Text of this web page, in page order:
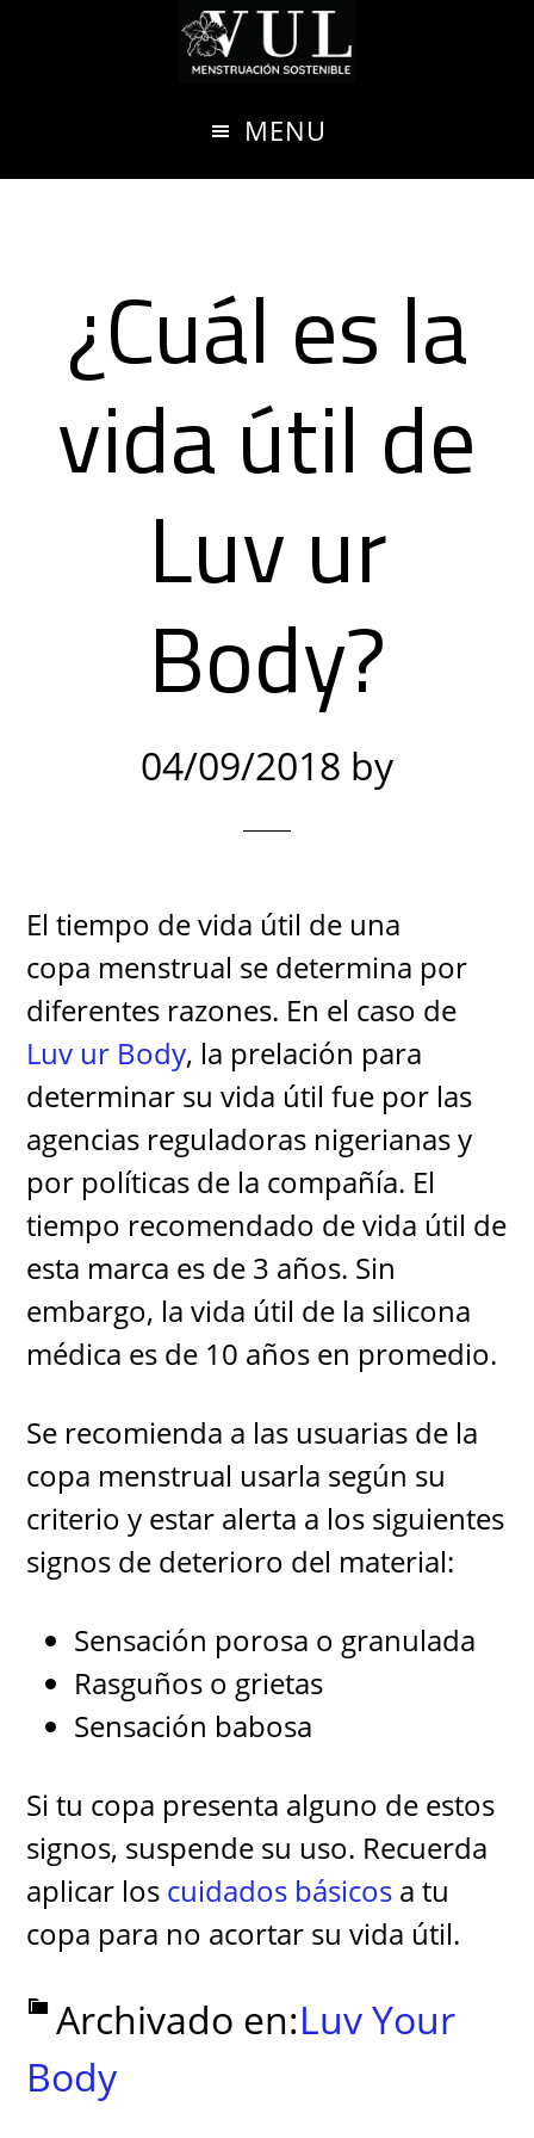
MENU
¿Cuál es la
vida útil de
Luv ur
Body?
04/09/2018 by
El tiempo de vida útil de una
copa menstrual se determina por
diferentes razones. En el caso de
Luv ur Body, la prelación para
determinar su vida útil fue por las
agencias reguladoras nigerianas y
por políticas de la compañía. El
tiempo recomendado de vida útil de
esta marca es de 3 años. Sin
embargo, la vida útil de la silicona
médica es de 10 años en promedio.
Se recomienda a las usuarias de la
copa menstrual usarla según su
criterio y estar alerta a los siguientes
signos de deterioro del material:
Sensación porosa o granulada
Rasguños o grietas
Sensación babosa
Si tu copa presenta alguno de estos
signos, suspende su uso. Recuerda
aplicar los cuidados básicos a tu
copa para no acortar su vida útil.
Archivado en:Luv Your
Body